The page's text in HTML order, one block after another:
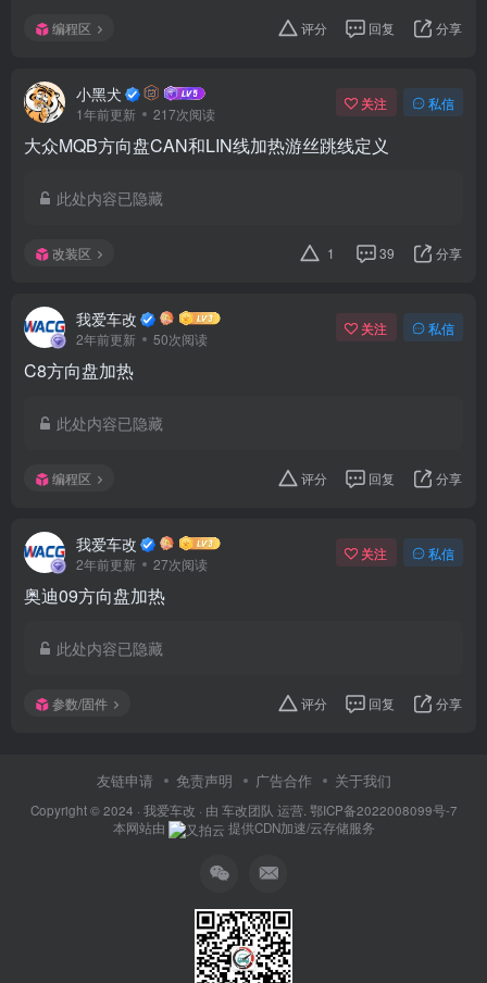
编程区 评分 回复 分享
小黑犬
1年前更新 217次阅读
关注 私信
大众MQB方向盘CAN和LIN线加热游丝跳线定义
此处内容已隐藏
改装区 1 39 分享
我爱车改
2年前更新 50次阅读
关注 私信
C8方向盘加热
此处内容已隐藏
编程区 评分 回复 分享
我爱车改
2年前更新 27次阅读
关注 私信
奥迪09方向盘加热
此处内容已隐藏
参数/固件 评分 回复 分享
友链申请 免责声明 广告合作 关于我们
Copyright © 2024 · 我爱车改 · 由 车改团队 运营. 鄂ICP备2022008099号-7
本网站由
提供CDN加速/云存储服务